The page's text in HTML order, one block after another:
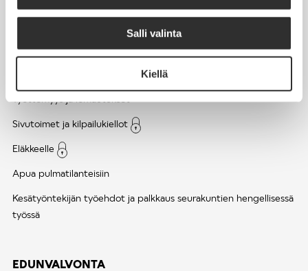
Salli valinta
Kiellä
Työaika
Sivutoimet ja kilpailukiellot
Eläkkeelle
Apua pulmatilanteisiin
Kesätyöntekijän työehdot ja palkkaus seurakuntien hengellisessä
työssä
EDUNVALVONTA